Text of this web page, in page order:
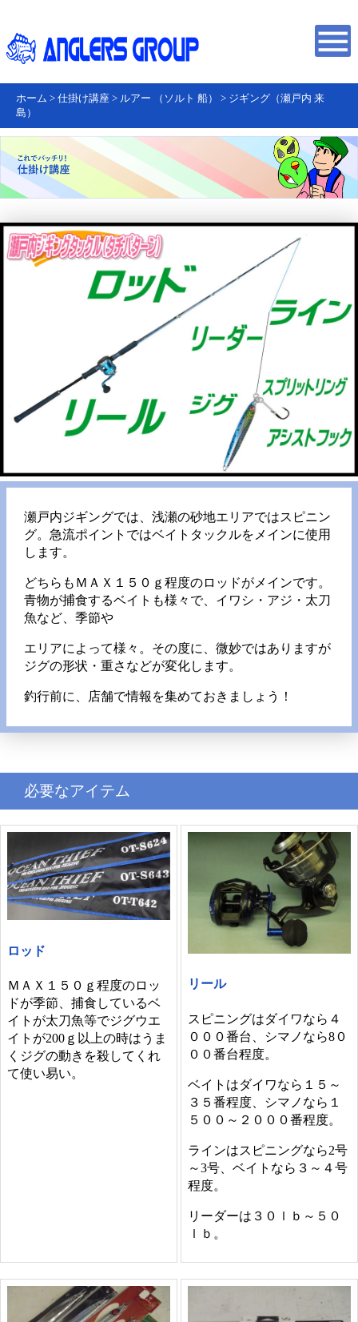
ホーム > 仕掛け講座 > ルアー （ソルト 船） > ジギング（瀬戸内 来
島）
瀬戸内ジギングでは、浅瀬の砂地エリアではスピニン
グ。急流ポイントではベイトタックルをメインに使用
します。
どちらもＭＡＸ１５０ｇ程度のロッドがメインです。
青物が捕食するベイトも様々で、イワシ・アジ・太刀
魚など、季節や
エリアによって様々。その度に、微妙ではありますが
ジグの形状・重さなどが変化します。
釣行前に、店舗で情報を集めておきましょう！
必要なアイテム
ロッド
ＭＡＸ１５０ｇ程度のロッ
ドが季節、捕食しているベ
イトが太刀魚等でジグウエ
イトが200ｇ以上の時はうま
くジグの動きを殺してくれ
て使い易い。
リール
スピニングはダイワなら４
０００番台、シマノなら8０
００番台程度。
ベイトはダイワなら１５～
３５番程度、シマノなら１
５００～２０００番程度。
ラインはスピニングなら2号
～3号、ベイトなら３～４号
程度。
リーダーは３０ｌｂ～５０
ｌｂ。